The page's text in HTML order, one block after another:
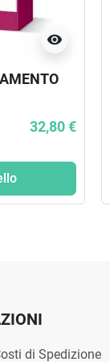
visibility
32,80 €
di Spedizione